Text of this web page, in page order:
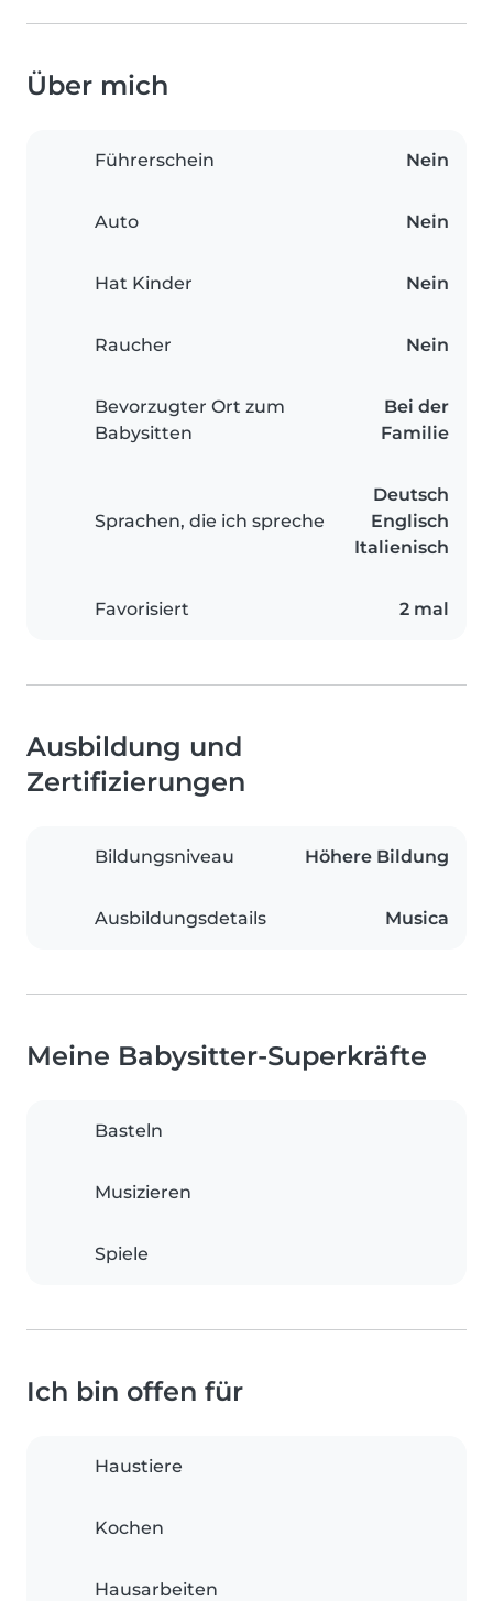
Über mich
Führerschein Nein
Auto Nein
Hat Kinder Nein
Raucher Nein
Bevorzugter Ort zum
Babysitten
Bei der
Familie
Sprachen, die ich spreche
Deutsch
Englisch
Italienisch
Favorisiert 2 mal
Ausbildung und
Zertifizierungen
Bildungsniveau Höhere Bildung
Ausbildungsdetails Musica
Meine Babysitter-Superkräfte
Basteln
Musizieren
Spiele
Ich bin offen für
Haustiere
Kochen
Hausarbeiten